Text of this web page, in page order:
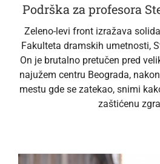
Podrška za profesora
Zeleno-levi front izražava
Fakulteta dramskih umetnosti,
On je brutalno pretučen pred
najužem centru Beograda,
mestu gde se zatekao, snimi
zaštićenu